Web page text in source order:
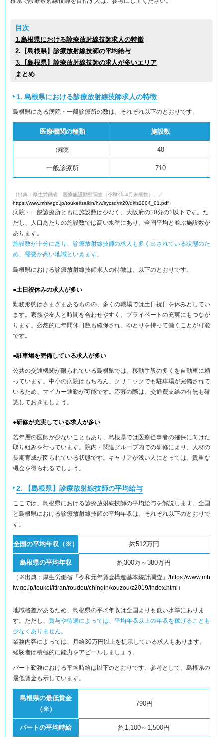
目次
1.島根県における診療放射線技師求人の特徴
2.【島根県】診療放射線技師の平均給与
3.【島根県】診療放射線技師の求人が多いエリア
まとめ
1. 島根県における診療放射線技師求人の特徴
島根県にある病院・一般診療所の数は、それぞれ以下のとおりです。
医療機関の種類 施設数
病院 48
一般診療所 710
（出典：厚生労働省「医療施設動態調査（令和2年4月末概数）」／
https://www.mhlw.go.jp/toukei/saikin/hw/iryosd/m20/dl/is2004_01.pdf）
病院・一般診療所ともに施設数は少なく、大阪府の10分の1以下です。た
だし、人口あたりの施設数では高い水準にあり、全国平均と並ぶ施設数が
あります。
施設数が十分にあり、診療放射線技師の求人も多く出されている状態のた
め、需要が高い地域といえます。
島根県における診療放射線技師求人の特徴は、以下のとおりです。
●土日祝休みの求人が多い
勤務形態はさまざまあるものの、多くの職場では土日祝日を休みとしてい
ます。家族や友人と時間を合わせやすく、プライベートの充実にもつなが
ります。必然的に年間休日数も確保され、ゆとりを持って働くことが可能
です。
●駐車場を完備している求人が多い
公共の交通機関が限られている島根県では、移動手段の多くを自動車に頼
っています。中小の病院はもちろん、クリニックでも駐車場が完備されて
いるため、マイカー通勤が可能です。応募の際は、交通費支給の有無も確
認しておきましょう。
●研修が充実している求人が多い
若年層の医師が少ないこともあり、島根県では医療従事者の確保に向けた
取り組みを行っています。院内・関連グループ内での研修により、人材の
長期育成が図られている状態です。キャリアが浅い人にとっては、貴重な
機会を得られるでしょう。
2. 【島根県】診療放射線技師の平均給与
ここでは、島根県における診療放射線技師の平均給与を解説します。全国
と島根県における診療放射線技師の平均年収は、それぞれ以下のとおりで
す。
全国の平均年収（※） 約512万円
島根県の平均年収 約300万～380万円
（※出典：厚生労働省「令和元年賃金構造基本統計調査」/https://www.mh
lw.go.jp/toukei/itiran/roudou/chingin/kouzou/z2019/index.html ）
地域格差があるため、島根県の平均年収は全国よりも低い水準にありま
す。ただし、 賞与や待遇によっては、平均年収以上の年収を稼げることも
少なくありません。
業務内容によっては、月給30万円以上を提示している求人もあります。
経験者は積極的に能力をアピールしましょう。
パート勤務における平均時給は以下のとおりです。参考として、島根県の
最低賃金も示しています。
島根県の最低賃金
（※）
790円
パートの平均時給 約1,100～1,500円